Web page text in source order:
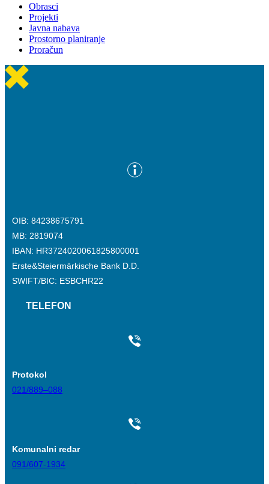
Obrasci
Projekti
Javna nabava
Prostorno planiranje
Proračun
OIB: 84238675791
MB: 2819074
IBAN: HR3724020061825800001
Erste&Steiermärkische Bank D.D.
SWIFT/BIC: ESBCHR22
TELEFON
Protokol
021/889–088
Komunalni redar
091/607-1934